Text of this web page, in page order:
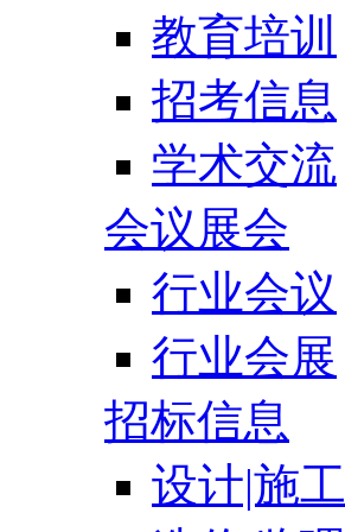
教育培训
招考信息
学术交流
会议展会
行业会议
行业会展
招标信息
设计|施工